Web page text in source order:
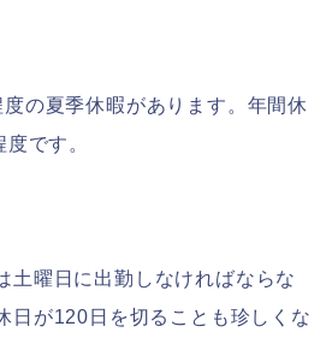
の夏季休暇があります。 年間休
です。
土曜日に出勤しなければならな
日が120日を切ることも珍しくな